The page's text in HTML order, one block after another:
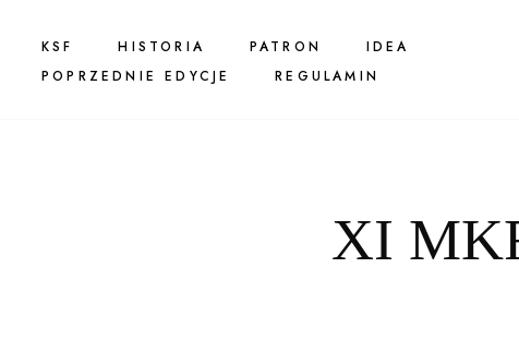
KSF HISTORIA PATRON
IDEA
POPRZEDNIE EDYCJE
REGULAMIN
XI